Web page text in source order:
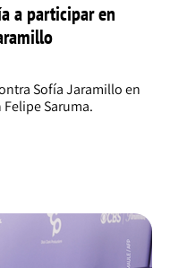
a participar en
Sofía Jaramillo en
Saruma.